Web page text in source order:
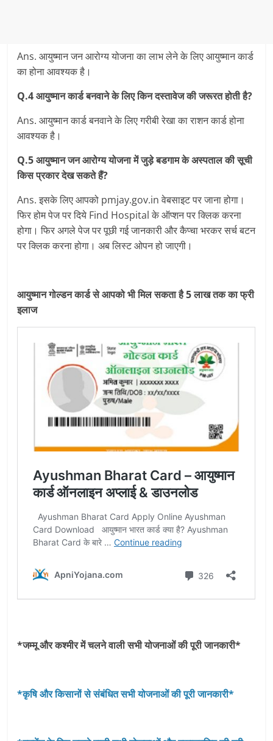
Ans. आयुष्‍मान जन आरोग्‍य योजना का लाभ लेने के लिए आयुष्‍मान कार्ड
का होना आवश्‍यक है।
Q.4 आयुष्‍मान कार्ड बनवाने के लिए किन दस्‍तावेज की जरूरत होती है?
Ans. आयुष्‍मान कार्ड बनवाने के लिए गरीबी रेखा का राशन कार्ड होना
आवश्‍यक है।
Q.5 आयुष्‍मान जन आरोग्‍य योजना में जुड़े बडगाम के अस्‍पताल की सूची
किस प्रकार देख सकते हैं?
Ans. इसके लिए आपको pmjay.gov.in वेबसाइट पर जाना होगा।
फिर होम पेज पर दिये Find Hospital के ऑप्‍शन पर क्लिक करना
होगा। फिर अगले पेज पर पूछी गई जानकारी और कैप्‍चा भरकर सर्च बटन
पर क्लिक करना होगा। अब लिस्‍ट ओपन हो जाएगी।
आयुष्मान गोल्डन कार्ड से आपको भी मिल सकता है 5 लाख तक का फ्री
इलाज
*जम्मू और कश्‍मीर में चलने वाली सभी योजनाओं की पूरी जानकारी*
*कृषि और किसानों से संबंधित सभी योजनाओं की पूरी जानकारी*